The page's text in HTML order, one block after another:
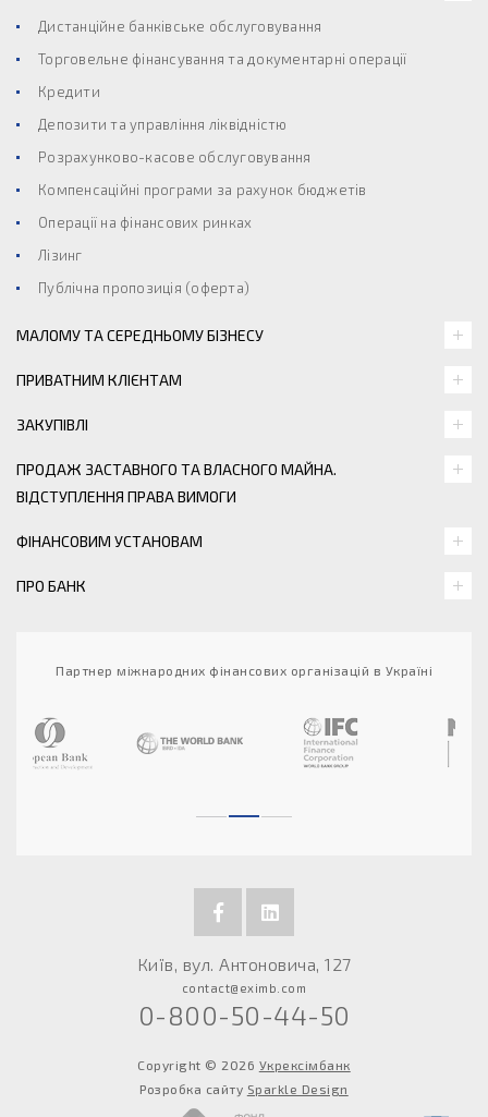
Дистанційне банківське обслуговування
Торговельне фінансування та документарні операції
Кредити
Депозити та управління ліквідністю
Розрахунково-касове обслуговування
Компенсаційні програми за рахунок бюджетів
Операції на фінансових ринках
Лізинг
Публічна пропозиція (оферта)
МАЛОМУ ТА СЕРЕДНЬОМУ БІЗНЕСУ
ПРИВАТНИМ КЛІЄНТАМ
ЗАКУПІВЛІ
ПРОДАЖ ЗАСТАВНОГО ТА ВЛАСНОГО МАЙНА.
ВІДСТУПЛЕННЯ ПРАВА ВИМОГИ
ФІНАНСОВИМ УСТАНОВАМ
ПРО БАНК
Партнер міжнародних фінансових організацій в Україні
Київ, вул. Антоновича, 127
contact@eximb.com
0-800-50-44-50
Copyright © 2026 Укрексімбанк
Розробка сайту Sparkle Design